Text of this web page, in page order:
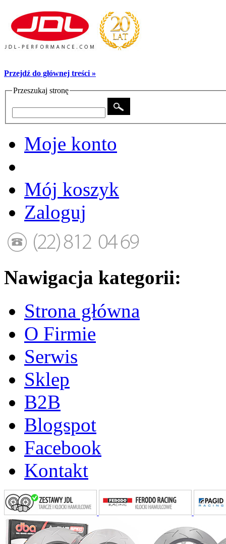
Przejdź do głównej treści »
Przeszukaj stronę
Moje konto
Mój koszyk
Zaloguj
Nawigacja kategorii:
Strona główna
O Firmie
Serwis
Sklep
B2B
Blogspot
Facebook
Kontakt